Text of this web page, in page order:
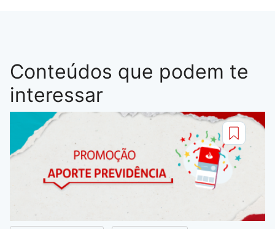
Conteúdos que podem te
interessar